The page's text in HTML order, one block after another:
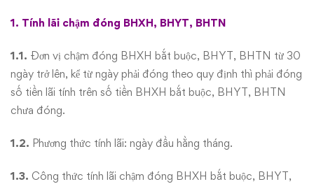
1. Tính lãi chậm đóng BHXH, BHYT, BHTN
1.1. Đơn vị chậm đóng BHXH bắt buộc, BHYT, BHTN từ 30
ngày trở lên, kể từ ngày phải đóng theo quy định thì phải đóng
số tiền lãi tính trên số tiền BHXH bắt buộc, BHYT, BHTN
chưa đóng.
1.2. Phương thức tính lãi: ngày đầu hằng tháng.
1.3. Công thức tính lãi chậm đóng BHXH bắt buộc, BHYT,